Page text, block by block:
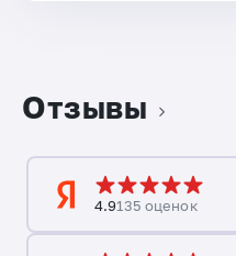
Отзывы
4.9135 оценок